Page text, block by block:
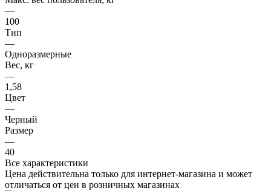
—
100
Тип
—
Одноразмерные
Вес, кг
—
1,58
Цвет
—
Черный
Размер
—
40
Все характеристики
Цена действительна только для интернет-магазина и может
отличаться от цен в розничных магазинах